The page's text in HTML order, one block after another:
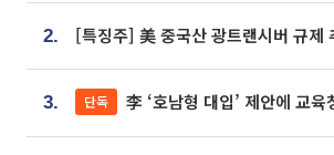
2.
3. 단독 李 ‘호남형 대입’ 제안에 교육청·지역대학 서·논